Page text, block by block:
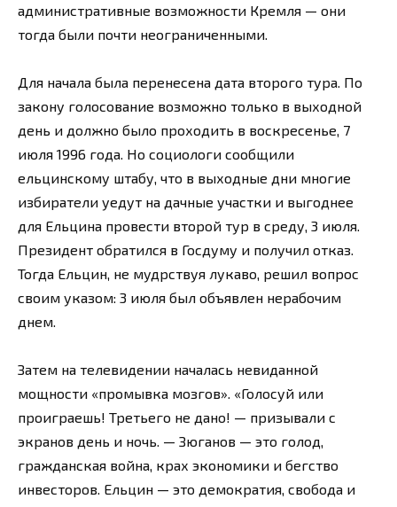
административные возможности Кремля — они
тогда были почти неограниченными.
Для начала была перенесена дата второго тура. По
закону голосование возможно только в выходной
день и должно было проходить в воскресенье, 7
июля 1996 года. Но социологи сообщили
ельцинскому штабу, что в выходные дни многие
избиратели уедут на дачные участки и выгоднее
для Ельцина провести второй тур в среду, 3 июля.
Президент обратился в Госдуму и получил отказ.
Тогда Ельцин, не мудрствуя лукаво, решил вопрос
своим указом: 3 июля был объявлен нерабочим
днем.
Затем на телевидении началась невиданной
мощности «промывка мозгов». «Голосуй или
проиграешь! Третьего не дано! — призывали с
экранов день и ночь. — Зюганов — это голод,
гражданская война, крах экономики и бегство
инвесторов. Ельцин — это демократия, свобода и